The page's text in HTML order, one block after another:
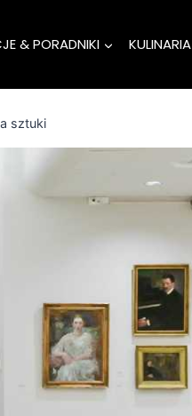
& PORADNIKI KULINARIA
sztuki